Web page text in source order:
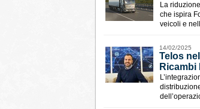
La
che ispira
veicoli e
14/02/2025
Telos
Ricambi